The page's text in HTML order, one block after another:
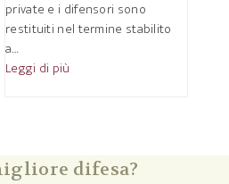
private e i difensori sono
restituiti nel termine stabilito
a…
Leggi di più
difesa?